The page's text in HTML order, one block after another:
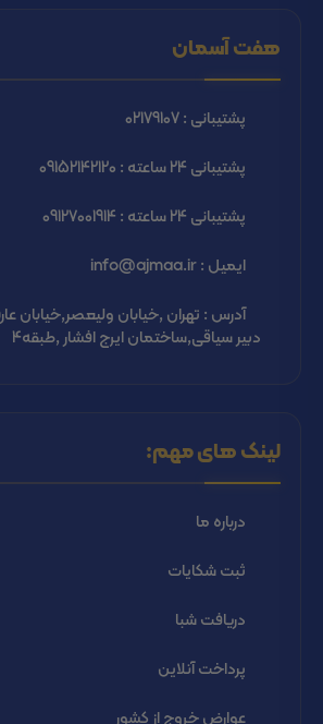
هفت آسمان
پشتیبانی : 02179107
پشتیبانی 24 ساعته : 09152142120
پشتیبانی 24 ساعته : 09127001914
ایمیل : info@ajmaa.ir
آدرس : تهران ,خیابان ولیعصر,خیابان
دبیر سیاقی,ساختمان ایرج افشار ,طبقه4
لینک های مهم:
درباره ما
ثبت شكايات
دریافت شبا
پرداخت آنلاین
عوارض خروج از کشور